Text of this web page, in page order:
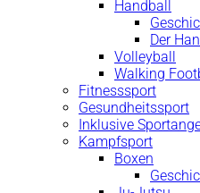
Handball
Der
Volleyball
Walking
Fitnesssport
Gesundheitssport
Inklusive
Kampfsport
Boxen